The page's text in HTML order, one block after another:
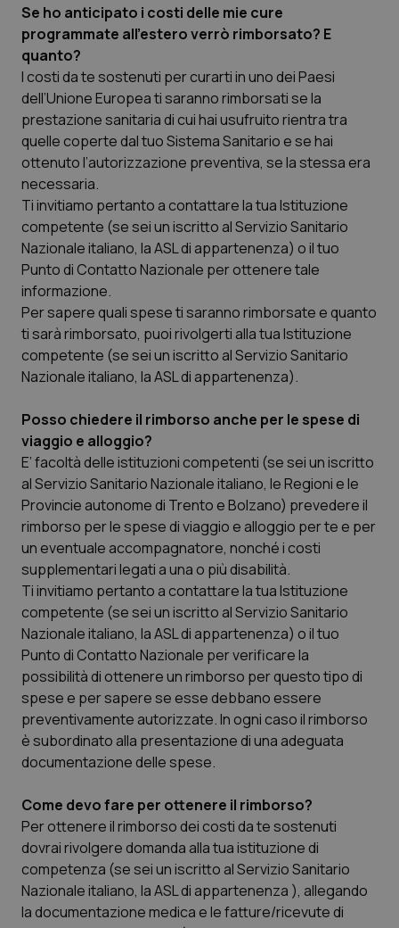
Se ho anticipato i costi delle mie cure
programmate all’estero verrò rimborsato? E
quanto?
I costi da te sostenuti per curarti in uno dei Paesi
dell’Unione Europea ti saranno rimborsati se la
prestazione sanitaria di cui hai usufruito rientra tra
quelle coperte dal tuo Sistema Sanitario e se hai
ottenuto l’autorizzazione preventiva, se la stessa era
necessaria.
Ti invitiamo pertanto a contattare la tua Istituzione
competente (se sei un iscritto al Servizio Sanitario
Nazionale italiano, la ASL di appartenenza) o il tuo
Punto di Contatto Nazionale per ottenere tale
informazione.
Per sapere quali spese ti saranno rimborsate e quanto
ti sarà rimborsato, puoi rivolgerti alla tua Istituzione
competente (se sei un iscritto al Servizio Sanitario
Nazionale italiano, la ASL di appartenenza).
Posso chiedere il rimborso anche per le spese di
viaggio e alloggio?
E’ facoltà delle istituzioni competenti (se sei un iscritto
al Servizio Sanitario Nazionale italiano, le Regioni e le
Provincie autonome di Trento e Bolzano) prevedere il
rimborso per le spese di viaggio e alloggio per te e per
un eventuale accompagnatore, nonché i costi
supplementari legati a una o più disabilità.
Ti invitiamo pertanto a contattare la tua Istituzione
competente (se sei un iscritto al Servizio Sanitario
Nazionale italiano, la ASL di appartenenza) o il tuo
Punto di Contatto Nazionale per verificare la
possibilità di ottenere un rimborso per questo tipo di
spese e per sapere se esse debbano essere
preventivamente autorizzate. In ogni caso il rimborso
è subordinato alla presentazione di una adeguata
documentazione delle spese.
Come devo fare per ottenere il rimborso?
Per ottenere il rimborso dei costi da te sostenuti
dovrai rivolgere domanda alla tua istituzione di
competenza (se sei un iscritto al Servizio Sanitario
Nazionale italiano, la ASL di appartenenza ), allegando
la documentazione medica e le fatture/ricevute di
Necessari Statistici Marketing
I cookie necessari contribuiscono a rendere fruibile il
sito web abilitandone funzionalità di base quali la
navigazione sulle pagine e l'accesso alle aree
protette del sito. Il sito web non è in grado di
Nome
Fornitore/ Dominio
VISITOR_PRIVACY_METADATA
YouTube
.youtube.com
CookieScriptConsent
CookieScript
www.quotidianosanita.it
5
tracking-sites-ironfish-
tracking-sites-ironfish-
session-id
www.quotidianosanita.it